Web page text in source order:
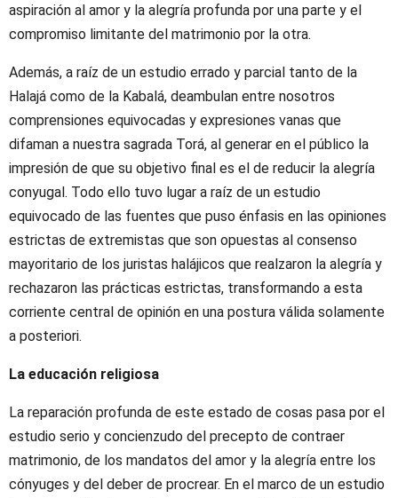
aspiración al amor y la alegría profunda por una parte y el
compromiso limitante del matrimonio por la otra.
Además, a raíz de un estudio errado y parcial tanto de la
Halajá como de la Kabalá, deambulan entre nosotros
comprensiones equivocadas y expresiones vanas que
difaman a nuestra sagrada Torá, al generar en el público la
impresión de que su objetivo final es el de reducir la alegría
conyugal. Todo ello tuvo lugar a raíz de un estudio
equivocado de las fuentes que puso énfasis en las opiniones
estrictas de extremistas que son opuestas al consenso
mayoritario de los juristas halájicos que realzaron la alegría y
rechazaron las prácticas estrictas, transformando a esta
corriente central de opinión en una postura válida solamente
a posteriori.
La educación religiosa
La reparación profunda de este estado de cosas pasa por el
estudio serio y concienzudo del precepto de contraer
matrimonio, de los mandatos del amor y la alegría entre los
cónyuges y del deber de procrear. En el marco de un estudio